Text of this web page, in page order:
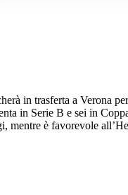
in trasferta a Verona
in Serie B e sei in
mentre è favorevole